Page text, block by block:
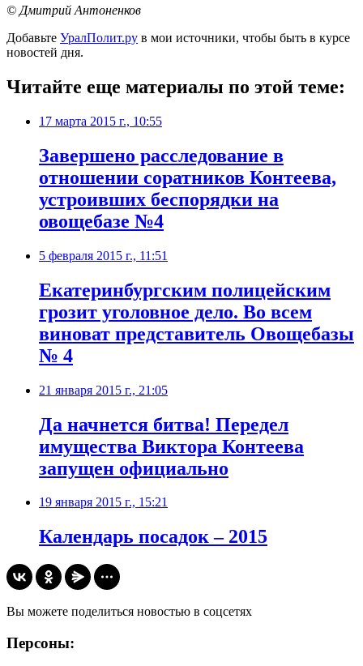
© Дмитрий Антоненков
Добавьте УралПолит.ру в мои источники, чтобы быть в курсе
новостей дня.
Читайте еще материалы по этой теме:
17 марта 2015 г., 10:55
Завершено расследование в
отношении соратников Контеева,
устроивших беспорядки на
овощебазе №4
5 февраля 2015 г., 11:51
Екатеринбургским полицейским
грозит уголовное дело. Во всем
виноват представитель Овощебазы
№ 4
21 января 2015 г., 21:05
Да начнется битва! Передел
имущества Виктора Контеева
запущен официально
19 января 2015 г., 15:21
Календарь посадок – 2015
Вы можете поделиться новостью в соцсетях
Персоны: